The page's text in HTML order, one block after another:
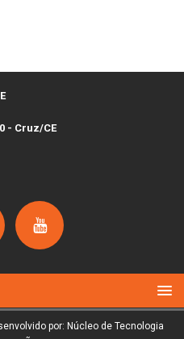
- Cruz/CE
por: Núcleo de Tecnologia